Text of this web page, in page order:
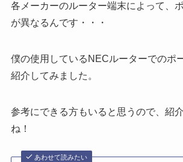
各メーカーのルーター端末によって、
が異なる んです・・・
僕の使用しているNECルーターでのポ
紹介してみました。
参考にできる方もいると思うので、紹
ね！
あわせて読みたい